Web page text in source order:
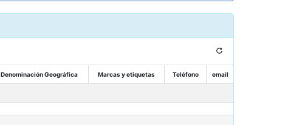
Denominación Geográfica Marcas y etiquetas Teléfono email